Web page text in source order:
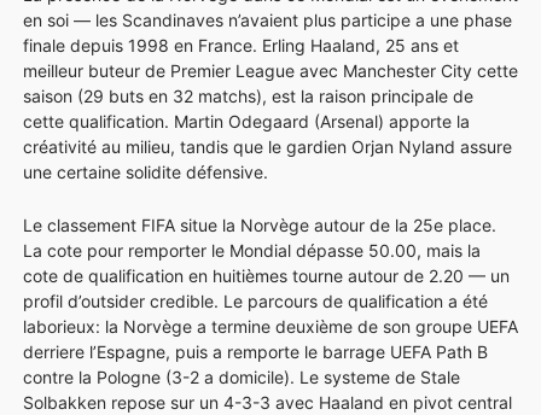
en soi — les Scandinaves n’avaient plus participe a une phase
finale depuis 1998 en France. Erling Haaland, 25 ans et
meilleur buteur de Premier League avec Manchester City cette
saison (29 buts en 32 matchs), est la raison principale de
cette qualification. Martin Odegaard (Arsenal) apporte la
créativité au milieu, tandis que le gardien Orjan Nyland assure
une certaine solidite défensive.
Le classement FIFA situe la Norvège autour de la 25e place.
La cote pour remporter le Mondial dépasse 50.00, mais la
cote de qualification en huitièmes tourne autour de 2.20 — un
profil d’outsider credible. Le parcours de qualification a été
laborieux: la Norvège a termine deuxième de son groupe UEFA
derriere l’Espagne, puis a remporte le barrage UEFA Path B
contre la Pologne (3-2 a domicile). Le systeme de Stale
Solbakken repose sur un 4-3-3 avec Haaland en pivot central